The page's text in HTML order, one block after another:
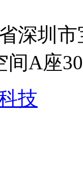
深圳
间A座
技